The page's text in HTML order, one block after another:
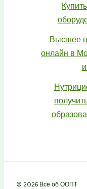
Высшее
онлайн в
© 2026 Всё об ООПТ